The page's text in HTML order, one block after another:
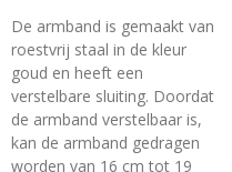
De armband is gemaakt van
roestvrij staal in de kleur
goud en heeft een
verstelbare sluiting. Doordat
de armband verstelbaar is,
kan de armband gedragen
worden van 16 cm tot 19